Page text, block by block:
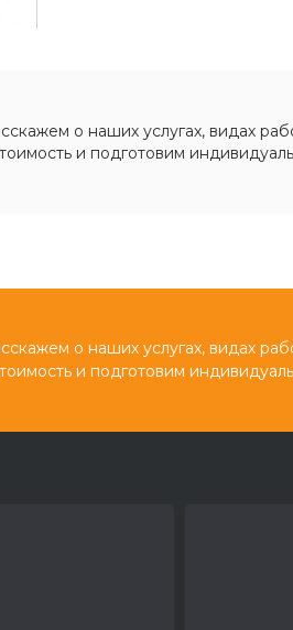
о наших услугах, видах
и подготовим
о наших услугах, видах
и подготовим